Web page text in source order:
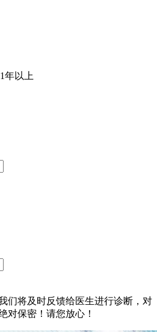
1年以上
们将及时反馈给医生进行诊断，对
对保密！请您放心！